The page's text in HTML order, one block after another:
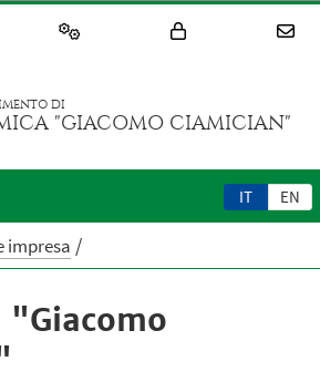
DI
"GIACOMO CIAMICIAN"
IT EN
impresa
"Giacomo